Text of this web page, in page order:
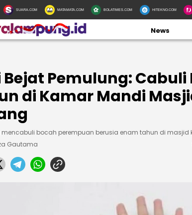
SUARA.COM MATAMATA.COM BOLATIMES.COM HITEKNO.COM
News
Bejat Pemulung: Cabuli
di Kamar Mandi
bocah perempuan berusia enam tahun di masjid
Gautama